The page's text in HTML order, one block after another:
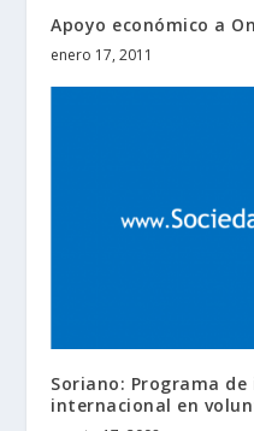
Apoyo económico a
enero 17, 2011
Soriano: Programa
internacional en